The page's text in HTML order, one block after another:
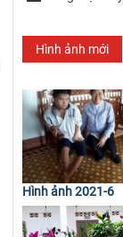
Hình ảnh mới
Hình ảnh 2021-6